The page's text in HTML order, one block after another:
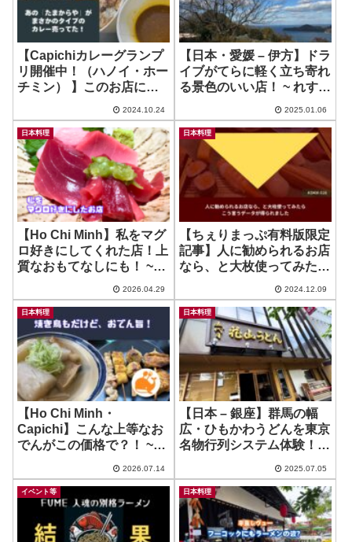
【Capichiカレーグランプ
リ開催中！（ハノイ・ホー
チミン） 】このお店にカ
ってたべみたら探していた
好みのやつだった！ ~ たま
からや
2024.10.24
【日本・愛媛 – 伊方】ドラ
イブがてらに軽く立ち寄れ
る景色のいい店！ ~ れすと
2025.01.06
日本料理
【Ho Chi Minh】私をマグ
ロ好きにしてくれた店！上
質なおもてなしにも！ ~
2026.04.29
日本料理
【ちぇりまっぷ有料版限定
記事】人に勧められるお店
なら、と大枚使ってみたら
した
2024.12.09
日本料理
【Ho Chi Minh・
Capichi】こんな上等なお
でんがこの価格で？！ ~
2026.07.14
日本料理
【日本 – 銀座】群馬の幅
広・ひもかわうどんを東京
名物行列システム体験！ ~
2025.07.05
イベント等 日本料理